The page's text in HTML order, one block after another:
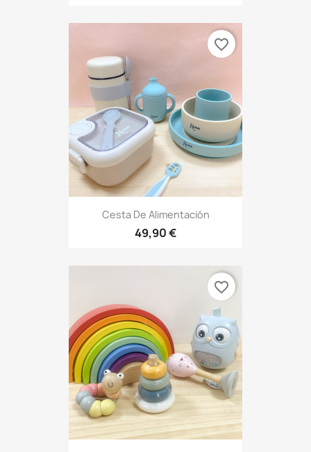
Cesta De Alimentación
49,90 €
favorite_border
favorite_border